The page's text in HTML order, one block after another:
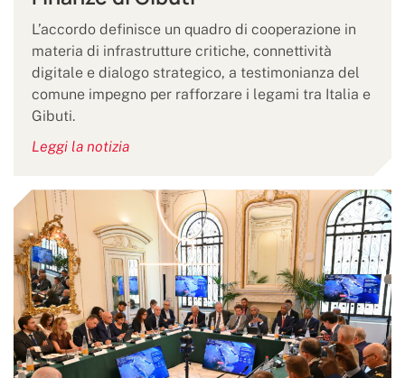
L’accordo definisce un quadro di cooperazione in
materia di infrastrutture critiche, connettività
digitale e dialogo strategico, a testimonianza del
comune impegno per rafforzare i legami tra Italia e
Gibuti.
Leggi la notizia